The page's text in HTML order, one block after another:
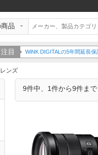
注目 WiNK DIGITALの5年間延長
レンズ
9件中、1件から9件ま